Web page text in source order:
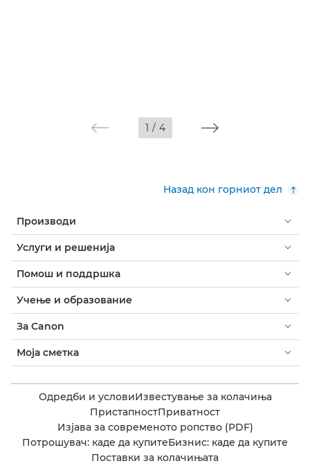
1 / 4
Назад кон горниот дел
Производи
Услуги и решенија
Помош и поддршка
Учење и образование
За Canon
Моја сметка
Одредби и условиИзвестување за колачиња
ПристапностПриватност
Изјава за современото ропство (PDF)
Потрошувач: каде да купитеБизнис: каде да купите
Поставки за колачињата